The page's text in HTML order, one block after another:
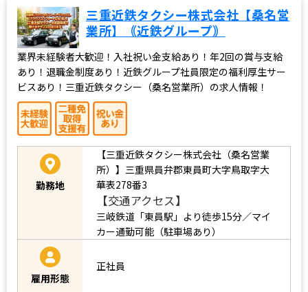
三重近鉄タクシー株式会社【桑名営
業所】｟近鉄グループ｠
業界未経験者大歓迎！入社祝い金支給あり！年2回の賞与支給
あり！退職金制度あり！近鉄グループ社員限定の福利厚生サー
ビスあり！三重近鉄タクシー（桑名営業所）の求人情報！
勤務地
【三重近鉄タクシー株式会社（桑名営業
所）】三重県員弁郡東員町大字鳥取字大
華表278番3
【交通アクセス】
三岐鉄道「東員駅」より徒歩15分／マイ
カー通勤可能（駐車場あり）
雇用形態
正社員